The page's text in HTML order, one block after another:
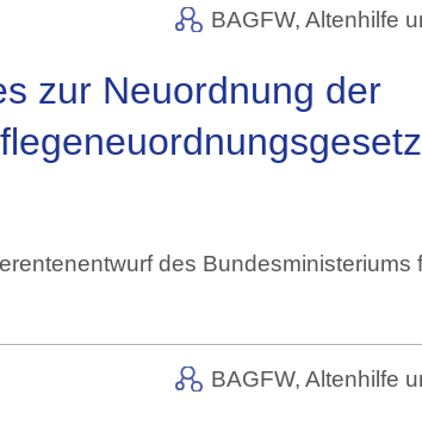
BAGFW, Altenhilfe
zur Neuordnung der
des Bundesministeriums
BAGFW, Altenhilfe